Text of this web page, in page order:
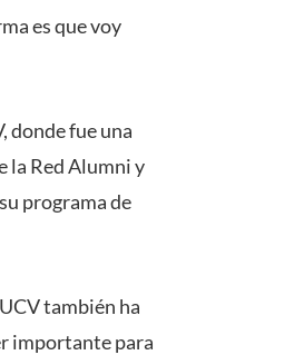
es que voy
donde fue una
la Red Alumni y
programa de
también ha
importante para